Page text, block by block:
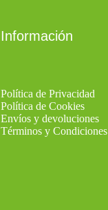
Información
Política de Privacidad
Política de Cookies
Envíos y devoluciones
Términos y Condiciones